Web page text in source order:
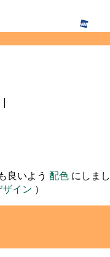
|
良いよう 配色 にしま
イン ）